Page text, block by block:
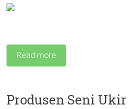
Read more
Produsen Seni Ukir